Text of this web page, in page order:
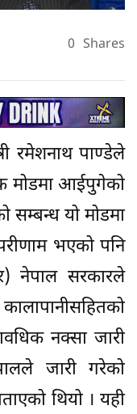
0 Shares
रमेशनाथ पाण्डेले
मोडमा आईपुगेको
सम्बन्ध यो मोडमा
भएको पनि
नेपाल सरकारले
नक्सा जारी
जारी गरेको
थियो । यही